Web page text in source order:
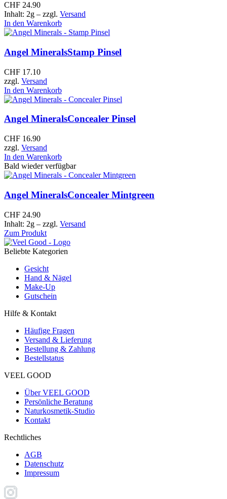
CHF 24.90
Inhalt: 2g – zzgl. Versand
In den Warenkorb
Angel MineralsStamp Pinsel
CHF 17.10
zzgl. Versand
In den Warenkorb
Angel MineralsConcealer Pinsel
CHF 16.90
zzgl. Versand
In den Warenkorb
Bald wieder verfügbar
Angel MineralsConcealer Mintgreen
CHF 24.90
Inhalt: 2g – zzgl. Versand
Zum Produkt
Beliebte Kategorien
Gesicht
Hand & Nägel
Make-Up
Gutschein
Hilfe & Kontakt
Häufige Fragen
Versand & Lieferung
Bestellung & Zahlung
Bestellstatus
VEEL GOOD
Über VEEL GOOD
Persönliche Beratung
Naturkosmetik-Studio
Kontakt
Rechtliches
AGB
Datenschutz
Impressum